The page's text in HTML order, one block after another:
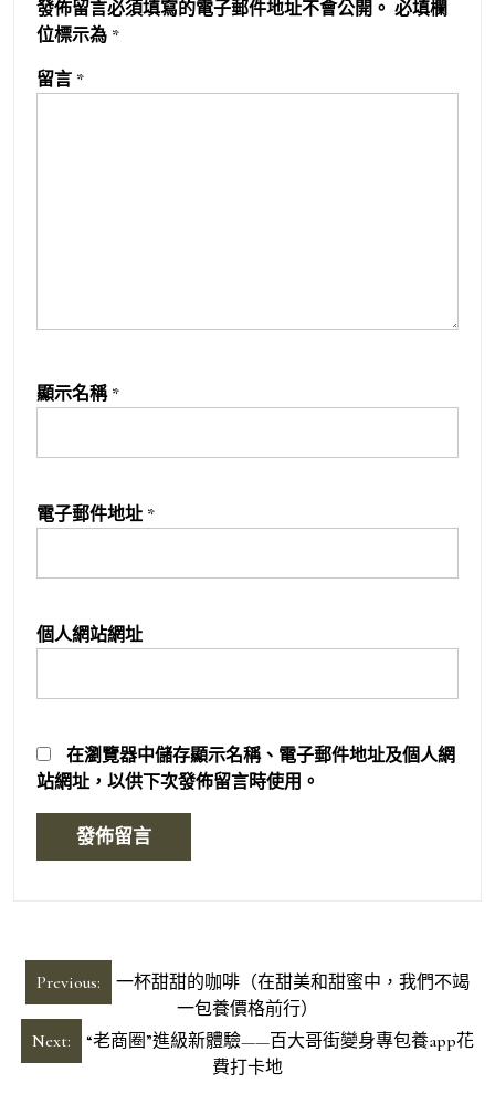
發佈留言必須填寫的電子郵件地址不會公開。 必填欄
位標示為 *
留言 *
顯示名稱 *
電子郵件地址 *
個人網站網址
在瀏覽器中儲存顯示名稱、電子郵件地址及個人網
站網址，以供下次發佈留言時使用。
文
章
導
Previous:
一杯甜甜的咖啡（在甜美和甜蜜中，我們不竭
一包養價格前行）
Next:
“老商圈”進級新體驗——百大哥街變身專包養app花
費打卡地